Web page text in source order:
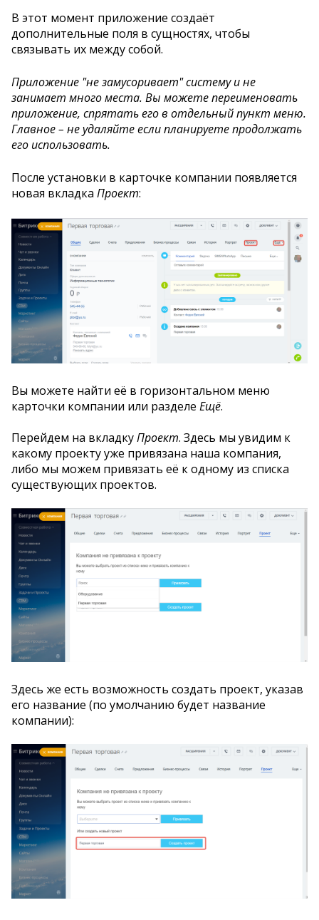
В этот момент приложение создаёт
дополнительные поля в сущностях, чтобы
связывать их между собой.
Приложение "не замусоривает" систему и не
занимает много места. Вы можете переименовать
приложение, спрятать его в отдельный пункт меню.
Главное – не удаляйте если планируете продолжать
его использовать.
После установки в карточке компании появляется
новая вкладка Проект:
Вы можете найти её в горизонтальном меню
карточки компании или разделе Ещё.
Перейдем на вкладкуПроект. Здесь мы увидим к
какому проекту уже привязана наша компания,
либо мы можем привязать её к одному из списка
существующих проектов.
Здесь же есть возможность создать проект, указав
его название (по умолчанию будет название
компании):